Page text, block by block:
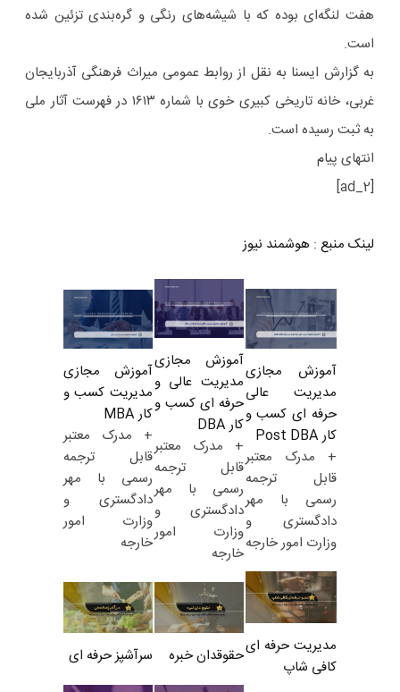
هفت لنگه‌ای بوده که با شیشه‌های رنگی و گره‌بندی تزئین شده
است.
به گزارش ایسنا به نقل از روابط عمومی میراث فرهنگی آذربایجان
غربی، خانه تاریخی کبیری خوی با شماره ۱۶۱۳ در فهرست آثار ملی
به ثبت رسیده است.
انتهای پیام
[ad_2]
لینک منبع : هوشمند نیوز
آموزش مجازی
مدیریت عالی
حرفه ای کسب و
کار Post DBA
+ مدرک معتبر
قابل ترجمه
رسمی با مهر
دادگستری و
وزارت امور خارجه
آموزش مجازی
مدیریت عالی و
حرفه ای کسب و
کار DBA
+ مدرک معتبر
قابل ترجمه
رسمی با مهر
دادگستری و
وزارت امور
خارجه
آموزش مجازی
مدیریت کسب و
کار MBA
+ مدرک معتبر
قابل ترجمه
رسمی با مهر
دادگستری و
وزارت امور
خارجه
مدیریت حرفه ای
کافی شاپ
حقوقدان خبره سرآشپز حرفه ای